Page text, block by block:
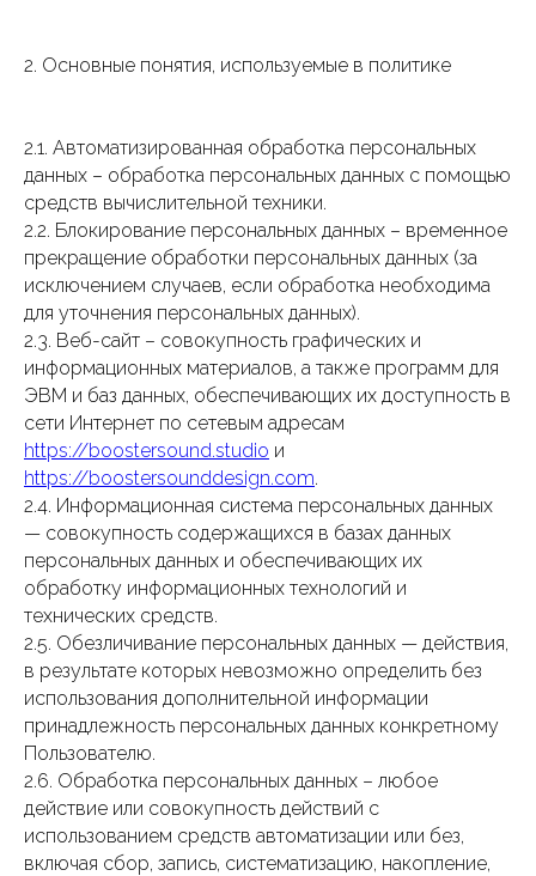
2. Основные понятия, используемые в политике
2.1. Автоматизированная обработка персональных
данных – обработка персональных данных с помощью
средств вычислительной техники.
2.2. Блокирование персональных данных – временное
прекращение обработки персональных данных (за
исключением случаев, если обработка необходима
для уточнения персональных данных).
2.3. Веб-сайт – совокупность графических и
информационных материалов, а также программ для
ЭВМ и баз данных, обеспечивающих их доступность в
сети Интернет по сетевым адресам
https://boostersound.studio и
https://boostersounddesign.com.
2.4. Информационная система персональных данных
— совокупность содержащихся в базах данных
персональных данных и обеспечивающих их
обработку информационных технологий и
технических средств.
2.5. Обезличивание персональных данных — действия,
в результате которых невозможно определить без
использования дополнительной информации
принадлежность персональных данных конкретному
Пользователю.
2.6. Обработка персональных данных – любое
действие или совокупность действий с
использованием средств автоматизации или без,
включая сбор, запись, систематизацию, накопление,